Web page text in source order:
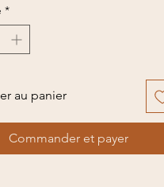
*
au panier
Commander et payer